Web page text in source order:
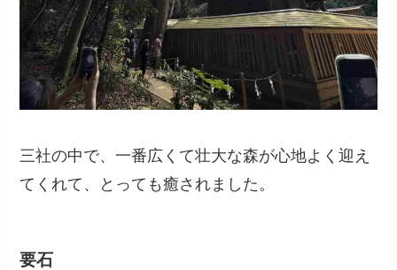
三社の中で、一番広くて壮大な森が心地よく迎え
てくれて、とっても癒されました。
要石